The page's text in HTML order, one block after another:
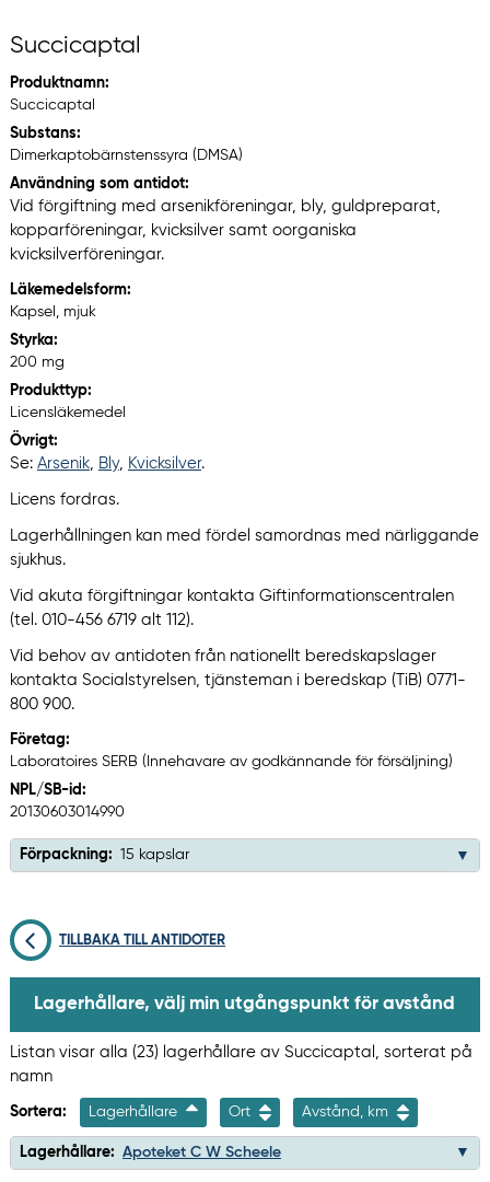
Succicaptal
Produktnamn:
Succicaptal
Substans:
Dimerkaptobärnstenssyra (DMSA)
Användning som antidot:
Vid förgiftning med arsenikföreningar, bly, guldpreparat,
kopparföreningar, kvicksilver samt oorganiska
kvicksilverföreningar.
Läkemedelsform:
Kapsel, mjuk
Styrka:
200 mg
Produkttyp:
Licensläkemedel
Övrigt:
Se: Arsenik, Bly, Kvicksilver.
Licens fordras.
Lagerhållningen kan med fördel samordnas med närliggande
sjukhus.
Vid akuta förgiftningar kontakta Giftinformationscentralen
(tel. 010-456 6719 alt 112).
Vid behov av antidoten från nationellt beredskapslager
kontakta Socialstyrelsen, tjänsteman i beredskap (TiB) 0771-
800 900.
Företag:
Laboratoires SERB (Innehavare av godkännande för försäljning)
NPL/SB-id:
20130603014990
Förpackning: 15 kapslar
TILLBAKA TILL ANTIDOTER
Lagerhållare, välj min utgångspunkt för avstånd
Listan visar alla (23) lagerhållare av Succicaptal, sorterat på
namn
Sortera: Lagerhållare Ort Avstånd, km
Lagerhållare: Apoteket C W Scheele